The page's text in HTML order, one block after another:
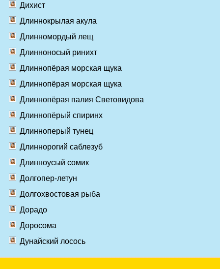
Дихист
Длиннокрылая акула
Длинномордый лещ
Длинноносый ринихт
Длиннопёрая морская щука
Длиннопёрая морская щука
Длиннопёрая палия Световидова
Длиннопёрый спиринх
Длинноперый тунец
Длиннорогий саблезуб
Длинноусый сомик
Долгопер-летун
Долгохвостовая рыба
Дорадо
Доросома
Дунайский лосось